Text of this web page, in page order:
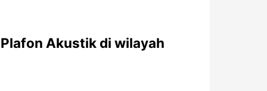
Akustik di wilayah